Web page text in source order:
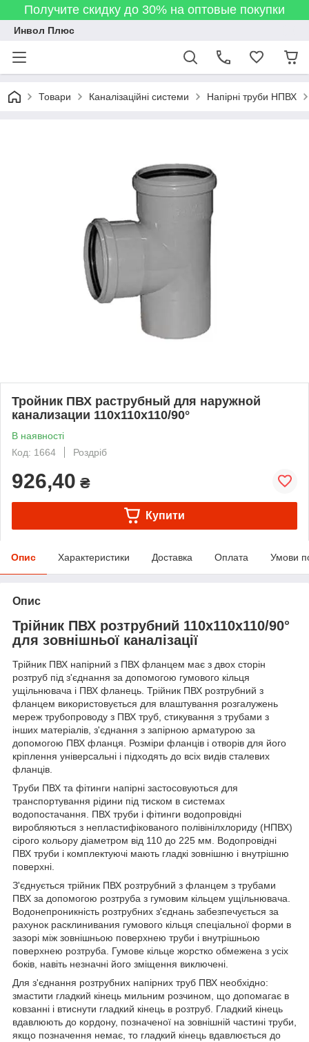
Получите скидку до 30% на оптовые покупки
Инвол Плюс
Товари Каналізаційні системи Напірні труби НПВХ
Тройник ПВХ раструбный для наружной
канализации 110х110х110/90°
В наявності
Код: 1664
Роздріб
926,40 ₴
Купити
Опис Характеристики Доставка Оплата Умови
Опис
Трійник ПВХ розтрубний 110х110х110/90°
для зовнішньої каналізації
Трійник ПВХ напірний з ПВХ фланцем має з двох сторін
розтруб під з'єднання за допомогою гумового кільця
ущільнювача і ПВХ фланець. Трійник ПВХ розтрубний з
фланцем використовується для влаштування розгалужень
мереж трубопроводу з ПВХ труб, стикування з трубами з
інших матеріалів, з'єднання з запірною арматурою за
допомогою ПВХ фланця. Розміри фланців і отворів для його
кріплення універсальні і підходять до всіх видів сталевих
фланців.
Труби ПВХ та фітинги напірні застосовуються для
транспортування рідини під тиском в системах
водопостачання. ПВХ труби і фітинги водопровідні
виробляються з непластифікованого полівінілхлориду (НПВХ)
сірого кольору діаметром від 110 до 225 мм. Водопровідні
ПВХ труби і комплектуючі мають гладкі зовнішню і внутрішню
поверхні.
З'єднується трійник ПВХ розтрубний з фланцем з трубами
ПВХ за допомогою розтруба з гумовим кільцем ущільнювача.
Водонепроникність розтрубних з'єднань забезпечується за
рахунок расклинивания гумового кільця спеціальної форми в
зазорі між зовнішньою поверхнею труби і внутрішньою
поверхнею розтруба. Гумове кільце жорстко обмежена з усіх
боків, навіть незначні його зміщення виключені.
Для з'єднання розтрубних напірних труб ПВХ необхідно:
змастити гладкий кінець мильним розчином, що допомагає в
ковзанні і втиснути гладкий кінець в розтруб. Гладкий кінець
вдавлюють до кордону, позначеної на зовнішній частині труби,
якщо позначення немає, то гладкий кінець вдавлюється до